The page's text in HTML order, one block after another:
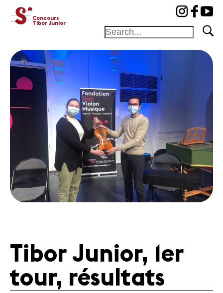
Concours
Tibor Junior
Fondation
Festival
Académie
Concours
Amis et
Mécènes
Médiation
Home
Jury
Programme
Actualités
Concerts
Bénévoles
Tibor Junior, 1er
tour, résultats